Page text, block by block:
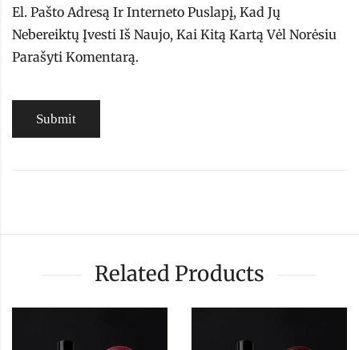
El. Pašto Adresą Ir Interneto Puslapį, Kad Jų
Nebereiktų Įvesti Iš Naujo, Kai Kitą Kartą Vėl Norėsiu
Parašyti Komentarą.
Related Products